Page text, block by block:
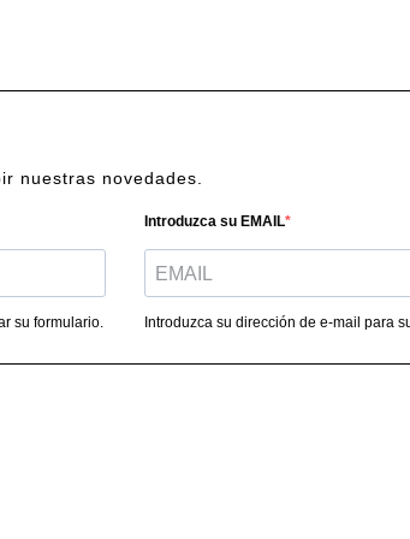
nuestras novedades.
su formulario.
Introduzca su EMAIL
Introduzca su dirección de e-mail para